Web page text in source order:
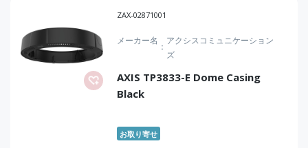
ZAX-02871001
メーカー名
アクシスコミュニケーション
ズ
AXIS TP3833-E Dome Casing
Black
お取り寄せ